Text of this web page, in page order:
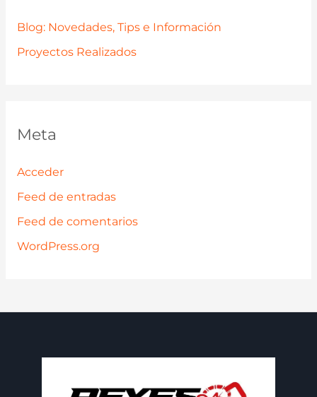
Blog: Novedades, Tips e Información
Proyectos Realizados
Meta
Acceder
Feed de entradas
Feed de comentarios
WordPress.org